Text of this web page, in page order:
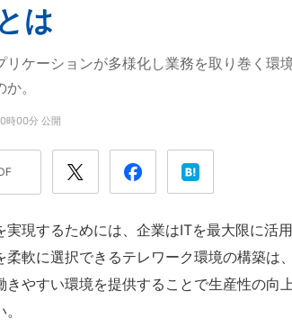
は
リケーションが多様化し業務を取り巻く
。
時00分 公開
現するためには、企業はITを最大限に活
柔軟に選択できるテレワーク環境の構築
きやすい環境を提供することで生産性の